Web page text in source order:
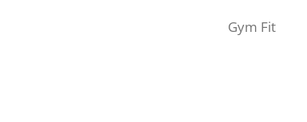
Gym Fit